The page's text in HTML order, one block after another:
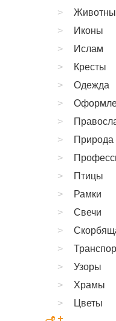
Иконы
Ислам
Кресты
Одежда
Природа
Птицы
Рамки
Свечи
Узоры
Храмы
Цветы